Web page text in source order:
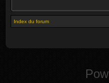
Index du forum